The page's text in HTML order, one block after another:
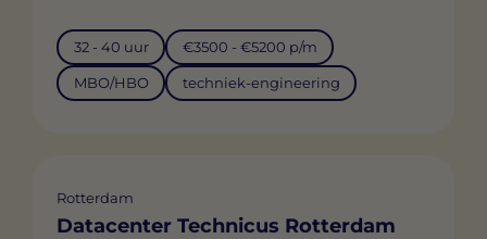
32 - 40 uur €3500 - €5200 p/m
MBO/HBO techniek-engineering
Rotterdam
Datacenter Technicus Rotterdam